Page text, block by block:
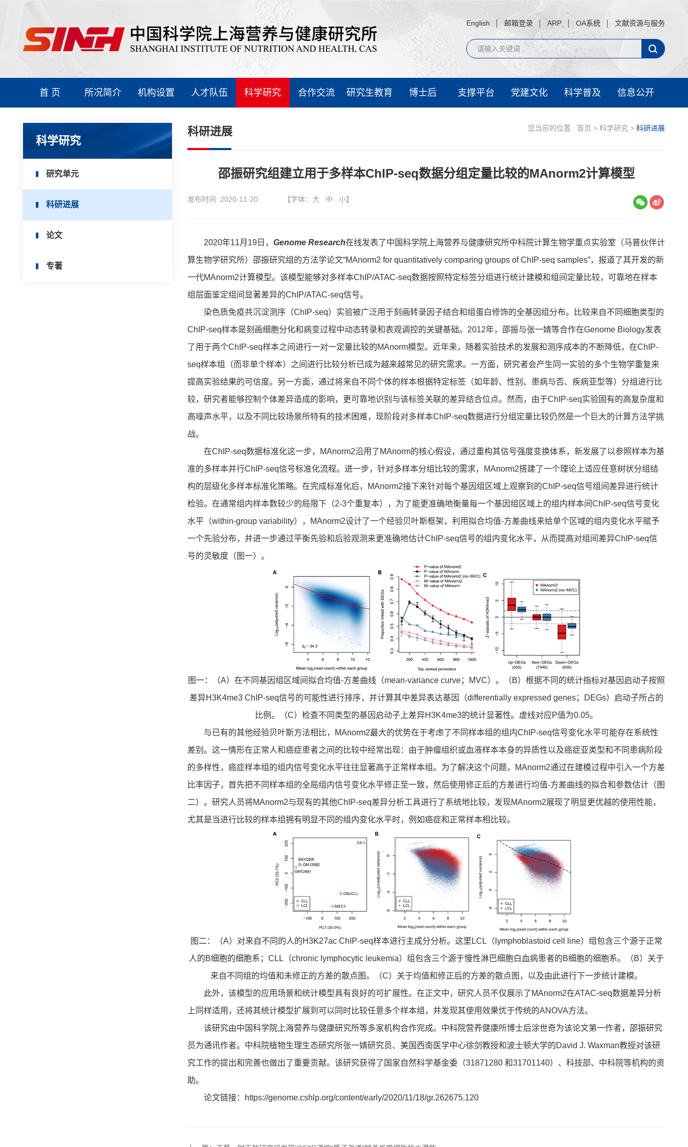
English 邮箱登录 ARP OA系统 文献资源与服务
首 页 所况简介 机构设置 人才队伍 科学研究 合作交流 研究生教育 博士后 支撑平台 党建文化 科学普及 信息公开
科学研究
研究单元
科研进展
论文
专著
科研进展 您当前的位置 : 首页 > 科学研究 > 科研进展
邵振研究组建立用于多样本ChIP-seq数据分组定量比较的MAnorm2计算模型
发布时间: 2020-11-20 【字体： 大 中 小】
2020年11月19日， Genome Research在线发表了中国科学院上海营养与健康研究所中科院计算生物学重点实验室（马普伙伴计
算生物学研究所）邵振研究组的方法学论文“MAnorm2 for quantitatively comparing groups of ChIP-seq samples”，报道了其开发的新
一代MAnorm2计算模型。该模型能够对多样本ChIP/ATAC-seq数据按照特定标签分组进行统计建模和组间定量比较，可靠地在样本
组层面鉴定组间显著差异的ChIP/ATAC-seq信号。
染色质免疫共沉淀测序（ChIP-seq）实验被广泛用于刻画转录因子结合和组蛋白修饰的全基因组分布。比较来自不同细胞类型的
ChIP-seq样本是刻画细胞分化和病变过程中动态转录和表观调控的关键基础。2012年，邵振与张一婧等合作在Genome Biology发表
了用于两个ChIP-seq样本之间进行一对一定量比较的MAnorm模型。近年来，随着实验技术的发展和测序成本的不断降低，在ChIP-
seq样本组（而非单个样本）之间进行比较分析已成为越来越常见的研究需求。一方面，研究者会产生同一实验的多个生物学重复来
提高实验结果的可信度。另一方面，通过将来自不同个体的样本根据特定标签（如年龄、性别、患病与否、疾病亚型等）分组进行比
较，研究者能够控制个体差异造成的影响，更可靠地识别与该标签关联的差异结合位点。然而，由于ChIP-seq实验固有的高复杂度和
高噪声水平，以及不同比较场景所特有的技术困难，现阶段对多样本ChIP-seq数据进行分组定量比较仍然是一个巨大的计算方法学挑
战。
在ChIP-seq数据标准化这一步，MAnorm2沿用了MAnorm的核心假设，通过重构其信号强度变换体系，新发展了以参照样本为基
准的多样本并行ChIP-seq信号标准化流程。进一步，针对多样本分组比较的需求，MAnorm2搭建了一个理论上适应任意树状分组结
构的层级化多样本标准化策略。在完成标准化后，MAnorm2接下来针对每个基因组区域上观察到的ChIP-seq信号组间差异进行统计
检验。在通常组内样本数较少的局限下（2-3个重复本），为了能更准确地衡量每一个基因组区域上的组内样本间ChIP-seq信号变化
水平（within-group variability），MAnorm2设计了一个经验贝叶斯框架，利用拟合均值-方差曲线来给单个区域的组内变化水平赋予
一个先验分布，并进一步通过平衡先验和后验观测来更准确地估计ChIP-seq信号的组内变化水平，从而提高对组间差异ChIP-seq信
号的灵敏度（图一）。
图一：（A）在不同基因组区域间拟合均值-方差曲线（mean-variance curve；MVC）。（B）根据不同的统计指标对基因启动子按照
差异H3K4me3 ChIP-seq信号的可能性进行排序，并计算其中差异表达基因（differentially expressed genes；DEGs）启动子所占的
比例。（C）检查不同类型的基因启动子上差异H3K4me3的统计显著性。虚线对应P值为0.05。
与已有的其他经验贝叶斯方法相比，MAnorm2最大的优势在于考虑了不同样本组的组内ChIP-seq信号变化水平可能存在系统性
差别。这一情形在正常人和癌症患者之间的比较中经常出现：由于肿瘤组织或血液样本本身的异质性以及癌症亚类型和不同患病阶段
的多样性，癌症样本组的组内信号变化水平往往显著高于正常样本组。为了解决这个问题，MAnorm2通过在建模过程中引入一个方差
比率因子，首先把不同样本组的全局组内信号变化水平修正至一致，然后使用修正后的方差进行均值-方差曲线的拟合和参数估计（图
二）。研究人员将MAnorm2与现有的其他ChIP-seq差异分析工具进行了系统地比较，发现MAnorm2展现了明显更优越的使用性能，
尤其是当进行比较的样本组拥有明显不同的组内变化水平时，例如癌症和正常样本相比较。
图二：（A）对来自不同的人的H3K27ac ChIP-seq样本进行主成分分析。这里LCL（lymphoblastoid cell line）组包含三个源于正常
人的B细胞的细胞系；CLL（chronic lymphocytic leukemia）组包含三个源于慢性淋巴细胞白血病患者的B细胞的细胞系。（B）关于
来自不同组的均值和未修正的方差的散点图。（C）关于均值和修正后的方差的散点图，以及由此进行下一步统计建模。
此外，该模型的应用场景和统计模型具有良好的可扩展性。在正文中，研究人员不仅展示了MAnorm2在ATAC-seq数据差异分析
上同样适用，还将其统计模型扩展到可以同时比较任意多个样本组，并发现其使用效果优于传统的ANOVA方法。
该研究由中国科学院上海营养与健康研究所等多家机构合作完成。中科院营养健康所博士后涂世奇为该论文第一作者，邵振研究
员为通讯作者。中科院植物生理生态研究所张一婧研究员、美国西南医学中心徐剑教授和波士顿大学的David J. Waxman教授对该研
究工作的提出和完善也做出了重要贡献。该研究获得了国家自然科学基金委（31871280 和31701140）、科技部、中科院等机构的资
助。
论文链接：
https://genome.cshlp.org/content/early/2020/11/18/gr.262675.120